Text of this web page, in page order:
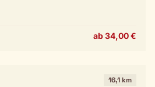
ab 34,00 €
16,1 km